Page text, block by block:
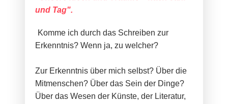
und Tag".
Komme ich durch das Schreiben zur
Erkenntnis? Wenn ja, zu welcher?
Zur Erkenntnis über mich selbst? Über die
Mitmenschen? Über das Sein der Dinge?
Über das Wesen der Künste, der Literatur,